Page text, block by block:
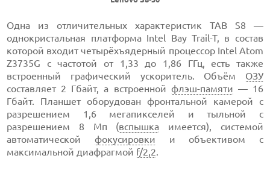
Одна из отличительных характеристик TAB S8 —
однокристальная платформа Intel Bay Trail-T, в состав
которой входит четырёхъядерный процессор Intel Atom
Z3735G с частотой от 1,33 до 1,86 ГГц, есть также
встроенный графический ускоритель. Объём ОЗУ
составляет 2 Гбайт, а встроенной флэш-памяти — 16
Гбайт. Планшет оборудован фронтальной камерой с
разрешением 1,6 мегапикселей и тыльной с
разрешением 8 Мп (вспышка имеется), системой
автоматической фокусировки и объективом с
максимальной диафрагмой f/2,2.